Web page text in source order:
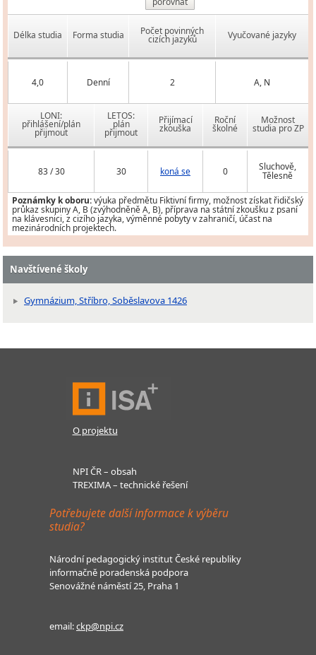
Délka studia Forma studia Počet povinných
cizích jazyků Vyučované jazyky
4,0 Denní 2 A, N
LONI:
přihlášení/plán
přijmout
LETOS:
plán
přijmout
Přijímací
zkouška
Roční
školné
Možnost
studia pro ZP
83 / 30 30 koná se 0 Sluchově,
Tělesně
Poznámky k oboru:výuka předmětu Fiktivní firmy, možnost získat řidičský
průkaz skupiny A, B (zvýhodněně A, B), příprava na státní zkoušku z psaní
na klávesnici, z cizího jazyka, výměnné pobyty v zahraničí, účast na
mezinárodních projektech.
Navštívené školy
Gymnázium, Stříbro, Soběslavova 1426
O projektu
NPI ČR – obsah
TREXIMA – technické řešení
Potřebujete další informace k výběru
studia?
Národní pedagogický institut České republiky
informačně poradenská podpora
Senovážné náměstí 25, Praha 1
email:ckp@npi.cz